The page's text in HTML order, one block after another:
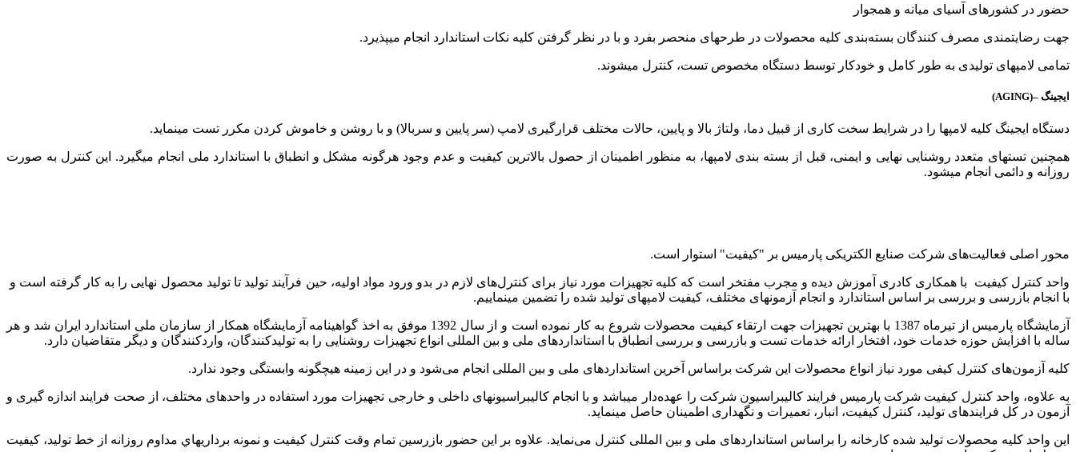
حضور در کشورهای آسیای میانه و همجوار
جهت رضایتمندی مصرف کنندگان بسته‌بندی کلیه محصولات در طرح­های منحصر بفرد و با در نظر گرفتن کلیه نکات استاندارد انجام می­پذیرد.
تمامی لامپ­های تولیدی به طور كامل و خودکار توسط دستگاه مخصوص تست، کنترل می­شوند.
ایجینگ –(AGING)
دستگاه ایجینگ كلیه لامپ­ها را در شرایط سخت كاری از قبیل دما، ولتاژ بالا و پایین، حالات مختلف قرارگیری لامپ (سر پایین و سربالا) و با روشن و خاموش کردن مكرر تست می­نماید.
همچنین تست­های متعدد روشنایی نهایی و ایمنی، قبل از بسته ­بندی لامپ­ها، به منظور اطمینان از حصول بالاترین کیفیت و عدم وجود هرگونه مشکل و انطباق با استاندارد ملی انجام می­گیرد. این کنترل به صورت
روزانه و دائمی انجام می­شود.
محور اصلی فعالیت‌های شرکت صنایع الکتریکی پارمیس بر "کیفیت" استوار است.
واحد کنترل کیفیت با همکاری کادری آموزش دیده و مجرب مفتخر است که کلیه تجهیزات مورد نیاز برای کنترل‌های لازم در بدو ورود مواد اولیه، حین فرآیند تولید تا تولید محصول نهایی را به کار گرفته است و
با انجام بازرسی و بررسی بر اساس استاندارد و انجام آزمون­های مختلف، کیفیت لامپ­های تولید شده را تضمین می­نماییم.
آزمایشگاه پارمیس از تیرماه 1387 با بهترین تجهیزات جهت ارتقاء کیفیت محصولات شروع به کار نموده است و از سال 1392 موفق به اخذ گواهینامه آزمایشگاه همکار از سازمان ملی استاندارد ایران شد و هر
ساله با افزایش حوزه خدمات خود، افتخار ارائه خدمات تست و بازرسی و بررسی انطباق با استانداردهای ملی و بین المللی انواع تجهیزات روشنایی را به تولیدکنندگان، واردکنندگان و دیگر متقاضیان دارد.
کلیه آزمون‌های کنترل کیفی مورد نیاز انواع محصولات این شرکت براساس آخرین استانداردهای ملی و بین المللی انجام می‌شود و در این زمینه هیچگونه وابستگی وجود ندارد.
به علاوه، واحد کنترل کیفیت شرکت پارمیس فرایند کالیبراسیون شركت را عهده‌دار می­باشد و با انجام کالیبراسیون­های داخلی و خارجی تجهیزات مورد استفاده در واحدهای مختلف، از صحت فرایند اندازه ­گیری و
آزمون در کل فرایندهای تولید، کنترل کیفیت، انبار، تعمیرات و نگهداری اطمینان حاصل می­نماید.
این واحد کلیه محصولات تولید شده کارخانه را براساس استانداردهای ملی و بین المللی کنترل می‌نماید. علاوه بر اين حضور بازرسين تمام وقت كنترل كيفيت و نمونه برداري­هاي مداوم روزانه از خط توليد، كيفيت